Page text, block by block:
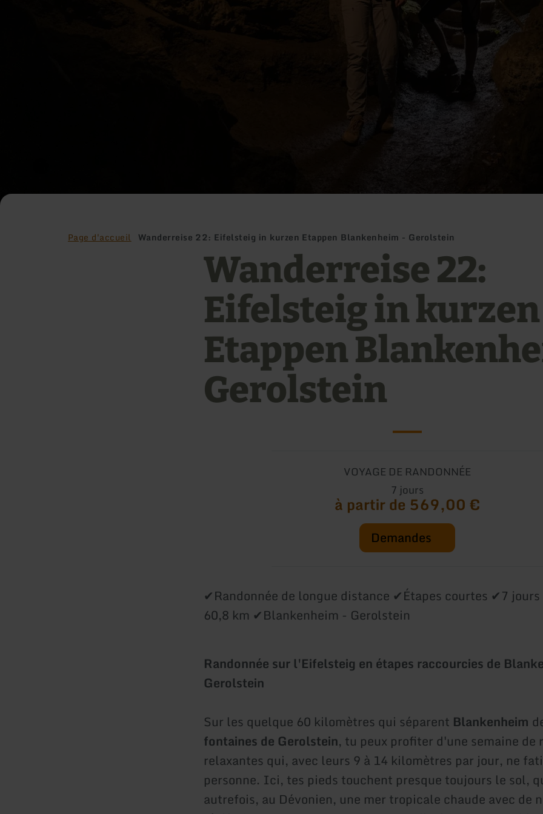
Page d'accueil Wanderreise 22: Eifelsteig in kurzen Etappen Blankenheim - Gerolstein
Wanderreise 22:
Eifelsteig in kurzen
Etappen
Gerolstein
VOYAGE DE RANDONNÉE
7 jours
à partir de 569,00 €
Demandes
✔Randonnée de longue distance ✔Étapes courtes ✔7
60,8 km ✔Blankenheim - Gerolstein
Randonnée sur l'Eifelsteig en étapes raccourcies de
Gerolstein
Sur les quelque 60 kilomètres qui séparent Blankenheim
fontaines de Gerolstein, tu peux profiter d'une semaine de
relaxantes qui, avec leurs 9 à 14 kilomètres par jour, ne
personne. Ici, tes pieds touchent presque toujours le sol,
autrefois, au Dévonien, une mer tropicale chaude avec de